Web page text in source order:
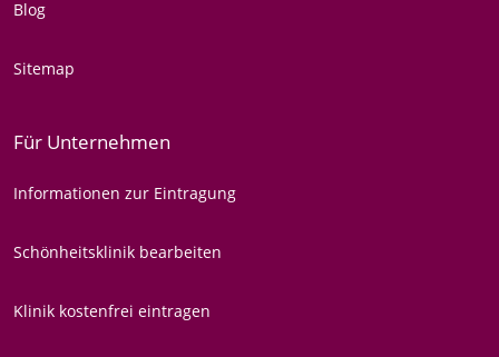
Blog
Sitemap
Für Unternehmen
Informationen zur Eintragung
Schönheitsklinik bearbeiten
Klinik kostenfrei eintragen